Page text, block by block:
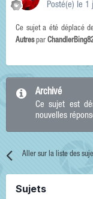
Posté(e) le 1
Ce sujet a été déplacé
Autrespar
Archivé
Ce sujet est
nouvelles
Aller sur la liste des
Sujets